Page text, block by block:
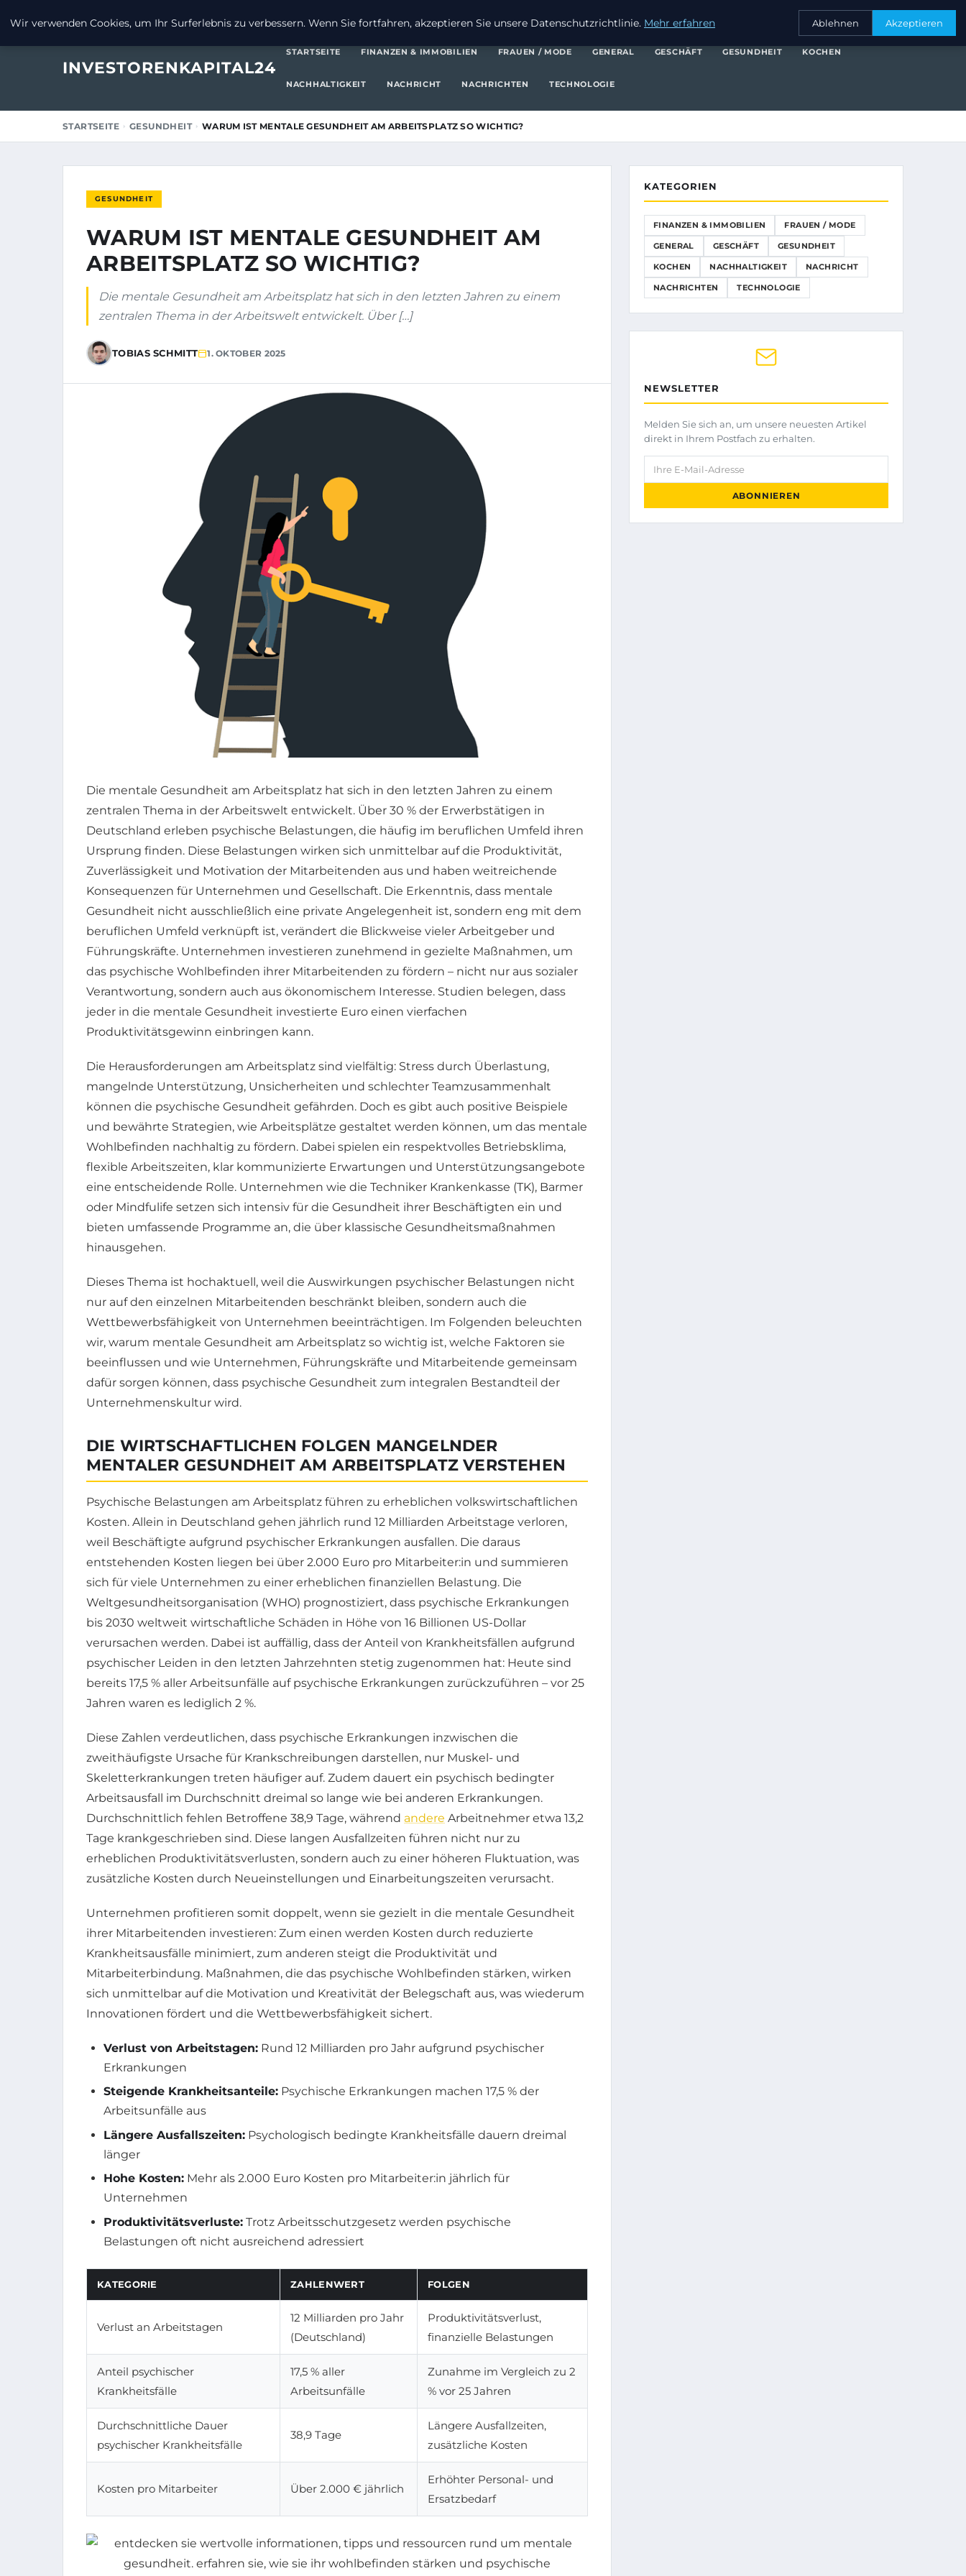
FRAUEN / MODEGENERALGESCHÄFT
INVESTORENKAPITAL24
STARTSEITE FINANZEN & IMMOBILIEN FRAUEN / MODE GENERAL GESCHÄFT GESUNDHEIT KOCHEN
NACHHALTIGKEIT NACHRICHT NACHRICHTEN TECHNOLOGIE
STARTSEITE GESUNDHEIT WARUM IST MENTALE GESUNDHEIT AM ARBEITSPLATZ SO WICHTIG?
GESUNDHEIT
WARUM IST MENTALE GESUNDHEIT AM
ARBEITSPLATZ SO WICHTIG?
Die mentale Gesundheit am Arbeitsplatz hat sich in den letzten Jahren zu einem
zentralen Thema in der Arbeitswelt entwickelt. Über […]
TOBIAS SCHMITT 1. OKTOBER 2025
Die mentale Gesundheit am Arbeitsplatz hat sich in den letzten Jahren zu einem
zentralen Thema in der Arbeitswelt entwickelt. Über 30 % der Erwerbstätigen in
Deutschland erleben psychische Belastungen, die häufig im beruflichen Umfeld ihren
Ursprung finden. Diese Belastungen wirken sich unmittelbar auf die Produktivität,
Zuverlässigkeit und Motivation der Mitarbeitenden aus und haben weitreichende
Konsequenzen für Unternehmen und Gesellschaft. Die Erkenntnis, dass mentale
Gesundheit nicht ausschließlich eine private Angelegenheit ist, sondern eng mit dem
beruflichen Umfeld verknüpft ist, verändert die Blickweise vieler Arbeitgeber und
Führungskräfte. Unternehmen investieren zunehmend in gezielte Maßnahmen, um
das psychische Wohlbefinden ihrer Mitarbeitenden zu fördern – nicht nur aus sozialer
Verantwortung, sondern auch aus ökonomischem Interesse. Studien belegen, dass
jeder in die mentale Gesundheit investierte Euro einen vierfachen
Produktivitätsgewinn einbringen kann.
Die Herausforderungen am Arbeitsplatz sind vielfältig: Stress durch Überlastung,
mangelnde Unterstützung, Unsicherheiten und schlechter Teamzusammenhalt
können die psychische Gesundheit gefährden. Doch es gibt auch positive Beispiele
und bewährte Strategien, wie Arbeitsplätze gestaltet werden können, um das mentale
Wohlbefinden nachhaltig zu fördern. Dabei spielen ein respektvolles Betriebsklima,
flexible Arbeitszeiten, klar kommunizierte Erwartungen und Unterstützungsangebote
eine entscheidende Rolle. Unternehmen wie die Techniker Krankenkasse (TK), Barmer
oder Mindfulife setzen sich intensiv für die Gesundheit ihrer Beschäftigten ein und
bieten umfassende Programme an, die über klassische Gesundheitsmaßnahmen
hinausgehen.
Dieses Thema ist hochaktuell, weil die Auswirkungen psychischer Belastungen nicht
nur auf den einzelnen Mitarbeitenden beschränkt bleiben, sondern auch die
Wettbewerbsfähigkeit von Unternehmen beeinträchtigen. Im Folgenden beleuchten
wir, warum mentale Gesundheit am Arbeitsplatz so wichtig ist, welche Faktoren sie
beeinflussen und wie Unternehmen, Führungskräfte und Mitarbeitende gemeinsam
dafür sorgen können, dass psychische Gesundheit zum integralen Bestandteil der
Unternehmenskultur wird.
DIE WIRTSCHAFTLICHEN FOLGEN MANGELNDER
MENTALER GESUNDHEIT AM ARBEITSPLATZ VERSTEHEN
Psychische Belastungen am Arbeitsplatz führen zu erheblichen volkswirtschaftlichen
Kosten. Allein in Deutschland gehen jährlich rund 12 Milliarden Arbeitstage verloren,
weil Beschäftigte aufgrund psychischer Erkrankungen ausfallen. Die daraus
entstehenden Kosten liegen bei über 2.000 Euro pro Mitarbeiter:in und summieren
sich für viele Unternehmen zu einer erheblichen finanziellen Belastung. Die
Weltgesundheitsorganisation (WHO) prognostiziert, dass psychische Erkrankungen
bis 2030 weltweit wirtschaftliche Schäden in Höhe von 16 Billionen US-Dollar
verursachen werden. Dabei ist auffällig, dass der Anteil von Krankheitsfällen aufgrund
psychischer Leiden in den letzten Jahrzehnten stetig zugenommen hat: Heute sind
bereits 17,5 % aller Arbeitsunfälle auf psychische Erkrankungen zurückzuführen – vor 25
Jahren waren es lediglich 2 %.
Diese Zahlen verdeutlichen, dass psychische Erkrankungen inzwischen die
zweithäufigste Ursache für Krankschreibungen darstellen, nur Muskel- und
Skeletterkrankungen treten häufiger auf. Zudem dauert ein psychisch bedingter
Arbeitsausfall im Durchschnitt dreimal so lange wie bei anderen Erkrankungen.
Durchschnittlich fehlen Betroffene 38,9 Tage, während andere Arbeitnehmer etwa 13,2
Tage krankgeschrieben sind. Diese langen Ausfallzeiten führen nicht nur zu
erheblichen Produktivitätsverlusten, sondern auch zu einer höheren Fluktuation, was
zusätzliche Kosten durch Neueinstellungen und Einarbeitungszeiten verursacht.
Unternehmen profitieren somit doppelt, wenn sie gezielt in die mentale Gesundheit
ihrer Mitarbeitenden investieren: Zum einen werden Kosten durch reduzierte
Krankheitsausfälle minimiert, zum anderen steigt die Produktivität und
Mitarbeiterbindung. Maßnahmen, die das psychische Wohlbefinden stärken, wirken
sich unmittelbar auf die Motivation und Kreativität der Belegschaft aus, was wiederum
Innovationen fördert und die Wettbewerbsfähigkeit sichert.
Verlust von Arbeitstagen: Rund 12 Milliarden pro Jahr aufgrund psychischer
Erkrankungen
Steigende Krankheitsanteile: Psychische Erkrankungen machen 17,5 % der
Arbeitsunfälle aus
Längere Ausfallszeiten: Psychologisch bedingte Krankheitsfälle dauern dreimal
länger
Hohe Kosten: Mehr als 2.000 Euro Kosten pro Mitarbeiter:in jährlich für
Unternehmen
Produktivitätsverluste: Trotz Arbeitsschutzgesetz werden psychische
Belastungen oft nicht ausreichend adressiert
KATEGORIE ZAHLENWERT FOLGEN
Verlust an Arbeitstagen
12 Milliarden pro Jahr
(Deutschland)
Produktivitätsverlust,
finanzielle Belastungen
Anteil psychischer
Krankheitsfälle
17,5 % aller
Arbeitsunfälle
Zunahme im Vergleich zu 2
% vor 25 Jahren
Durchschnittliche Dauer
psychischer Krankheitsfälle
38,9 Tage
Längere Ausfallzeiten,
zusätzliche Kosten
Kosten pro Mitarbeiter Über 2.000 € jährlich
Erhöhter Personal- und
Ersatzbedarf
KATEGORIEN
FINANZEN & IMMOBILIEN FRAUEN / MODE
GENERAL GESCHÄFT GESUNDHEIT
KOCHEN NACHHALTIGKEIT NACHRICHT
NACHRICHTEN TECHNOLOGIE
NEWSLETTER
Melden Sie sich an, um unsere neuesten Artikel
direkt in Ihrem Postfach zu erhalten.
Ihre E-Mail-Adresse
ABONNIEREN
Wir verwenden Cookies, um Ihr Surferlebnis zu verbessern. Wenn Sie fortfahren, akzeptieren Sie unsere Datenschutzrichtlinie. Mehr erfahren Ablehnen Akzeptieren